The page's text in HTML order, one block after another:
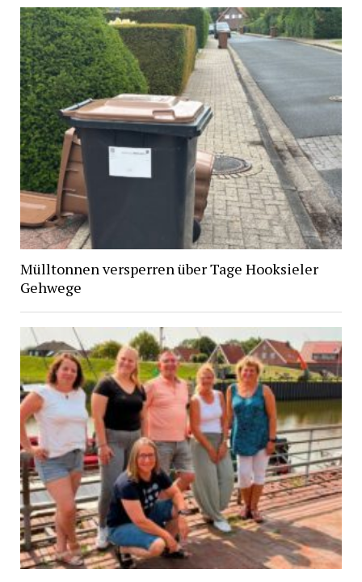
Mülltonnen versperren über Tage Hooksieler
Gehwege